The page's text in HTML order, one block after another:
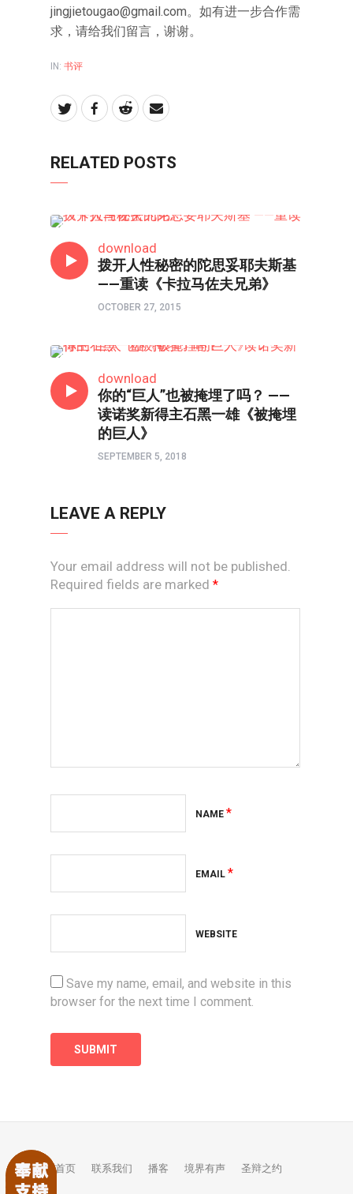
jingjietougao@gmail.com。如有进一步合作需
求，请给我们留言，谢谢。
IN: 书评
RELATED POSTS
download
拨开人性秘密的陀思妥耶夫斯基
——重读《卡拉马佐夫兄弟》
OCTOBER 27, 2015
download
你的“巨人”也被掩埋了吗？ ——
读诺奖新得主石黑一雄《被掩埋
的巨人》
SEPTEMBER 5, 2018
LEAVE A REPLY
Your email address will not be published.
Required fields are marked *
NAME *
EMAIL *
WEBSITE
Save my name, email, and website in this
browser for the next time I comment.
首页 联系我们 播客 境界有声 圣辩之约